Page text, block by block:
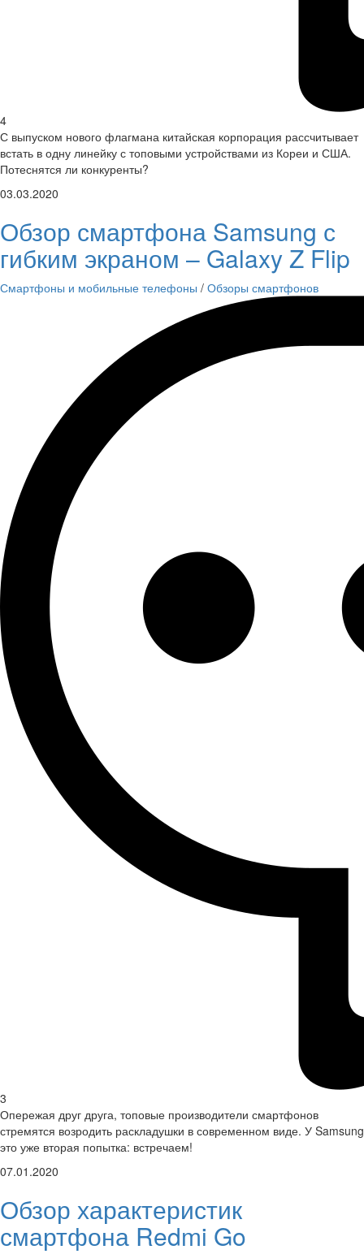
4
С выпуском нового флагмана китайская корпорация рассчитывает
встать в одну линейку с топовыми устройствами из Кореи и США.
Потеснятся ли конкуренты?
03.03.2020
Обзор смартфона Samsung с
гибким экраном – Galaxy Z Flip
Смартфоны и мобильные телефоны / Обзоры смартфонов
3
Опережая друг друга, топовые производители смартфонов
стремятся возродить раскладушки в современном виде. У Samsung
это уже вторая попытка: встречаем!
07.01.2020
Обзор характеристик
смартфона Redmi Go